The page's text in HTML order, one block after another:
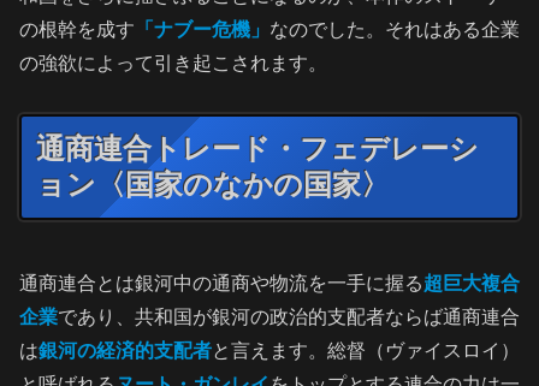
の根幹を成す 「ナブー危機」 なのでした。それはある企業
の強欲によって引き起こされます。
通商連合トレード・フェデレーシ
ョン〈国家のなかの国家〉
通商連合とは銀河中の通商や物流を一手に握る超巨大複合
企業であり、共和国が銀河の政治的支配者ならば通商連合
は銀河の経済的支配者と言えます。総督（ヴァイスロイ）